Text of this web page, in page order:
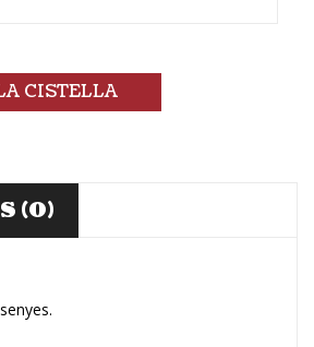
CISTELLA
(0)